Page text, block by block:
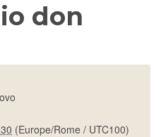
don
(Europe/Rome / UTC100)